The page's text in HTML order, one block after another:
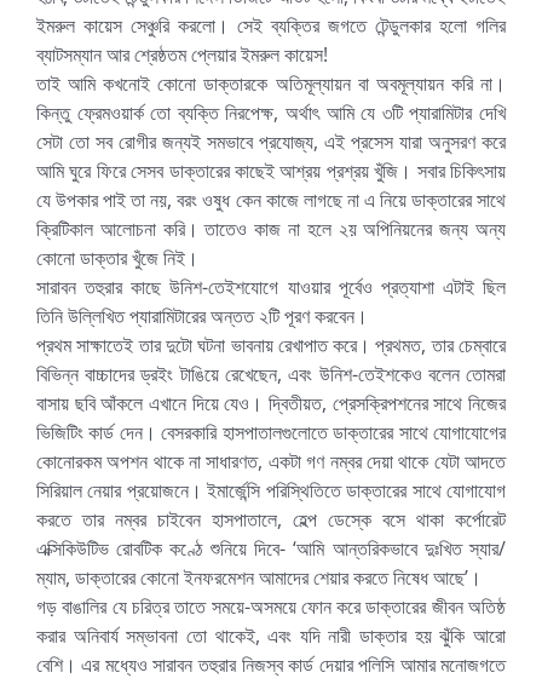
ইমরুল কায়েস সেঞ্চুরি করলো। সেই ব্যক্তির জগতে টেন্ডুলকার হলো গলির
ব্যাটসম্যান আর শ্রেষ্ঠতম প্লেয়ার ইমরুল কায়েস!
তাই আমি কখনোই কোনো ডাক্তারকে অতিমূল্যায়ন বা অবমূল্যায়ন করি না।
কিন্তু ফ্রেমওয়ার্ক তো ব্যক্তি নিরপেক্ষ, অর্থাৎ আমি যে ৩টি প্যারামিটার দেখি
সেটা তো সব রোগীর জন্যই সমভাবে প্রযোজ্য, এই প্রসেস যারা অনুসরণ করে
আমি ঘুরে ফিরে সেসব ডাক্তারের কাছেই আশ্রয় প্রশ্রয় খুঁজি। সবার চিকিৎসায়
যে উপকার পাই তা নয়, বরং ওষুধ কেন কাজে লাগছে না এ নিয়ে ডাক্তারের সাথে
ক্রিটিকাল আলোচনা করি। তাতেও কাজ না হলে ২য় অপিনিয়নের জন্য অন্য
কোনো ডাক্তার খুঁজে নিই।
সারাবন তহুরার কাছে উনিশ-তেইশযোগে যাওয়ার পূর্বেও প্রত্যাশা এটাই ছিল
তিনি উল্লিখিত প্যারামিটারের অন্তত ২টি পূরণ করবেন।
প্রথম সাক্ষাতেই তার দুটো ঘটনা ভাবনায় রেখাপাত করে। প্রথমত, তার চেম্বারে
বিভিন্ন বাচ্চাদের ড্রইং টাঙিয়ে রেখেছেন, এবং উনিশ-তেইশকেও বলেন তোমরা
বাসায় ছবি আঁকলে এখানে দিয়ে যেও। দ্বিতীয়ত, প্রেসক্রিপশনের সাথে নিজের
ভিজিটিং কার্ড দেন। বেসরকারি হাসপাতালগুলোতে ডাক্তারের সাথে যোগাযোগের
কোনোরকম অপশন থাকে না সাধারণত, একটা গণ নম্বর দেয়া থাকে যেটা আদতে
সিরিয়াল নেয়ার প্রয়োজনে। ইমার্জেন্সি পরিস্থিতিতে ডাক্তারের সাথে যোগাযোগ
করতে তার নম্বর চাইবেন হাসপাতালে, হেল্প ডেস্কে বসে থাকা কর্পোরেট
এক্সিকিউটিভ রোবটিক কণ্ঠে শুনিয়ে দিবে- ‘আমি আন্তরিকভাবে দুঃখিত স্যার/
ম্যাম, ডাক্তারের কোনো ইনফরমেশন আমাদের শেয়ার করতে নিষেধ আছে’।
গড় বাঙালির যে চরিত্র তাতে সময়ে-অসময়ে ফোন করে ডাক্তারের জীবন অতিষ্ঠ
করার অনিবার্য সম্ভাবনা তো থাকেই, এবং যদি নারী ডাক্তার হয় ঝুঁকি আরো
বেশি। এর মধ্যেও সারাবন তহুরার নিজস্ব কার্ড দেয়ার পলিসি আমার মনোজগতে